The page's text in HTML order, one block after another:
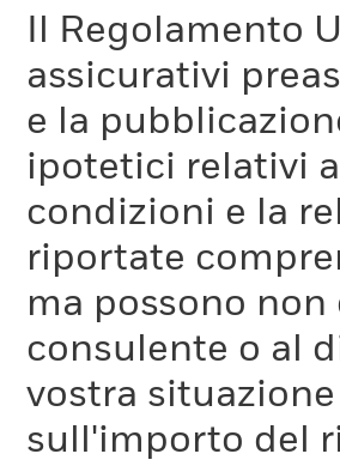
Il Regolamento
assicurativi
e la
ipotetici relativi
condizioni e la
riportate
ma possono
consulente o al
vostra
sull'importo del